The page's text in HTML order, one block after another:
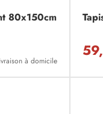
80x150cm
à domicile